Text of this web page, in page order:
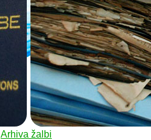
Arhiva žalbi